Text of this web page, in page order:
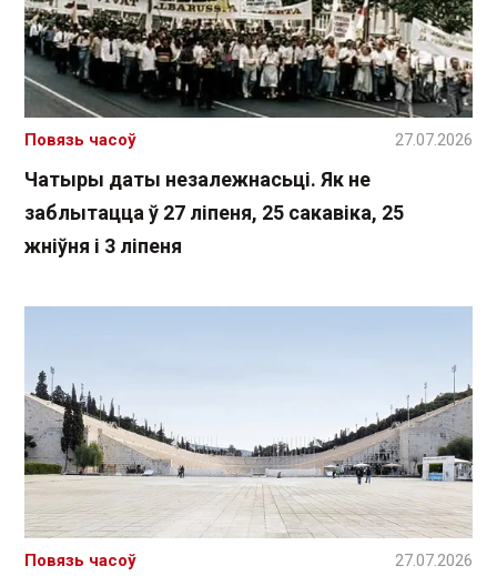
Чатыры даты незалежнасьці. Як не
заблытацца ў 27 ліпеня, 25 сакавіка, 25
жніўня і 3 ліпеня
Повязь часоў 27.07.2026
Повязь часоў 27.07.2026